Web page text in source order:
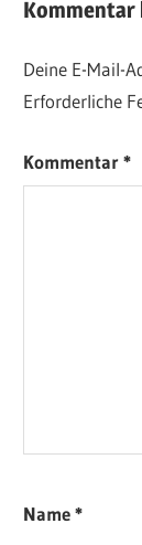
Kommentar
Deine E-Mail-
Erforderliche
Kommentar*
Name*